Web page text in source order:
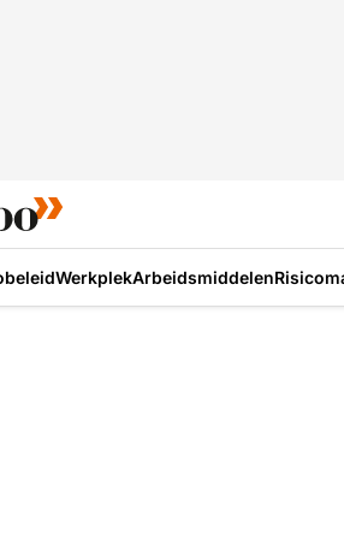
WerkplekArbeidsmiddelen